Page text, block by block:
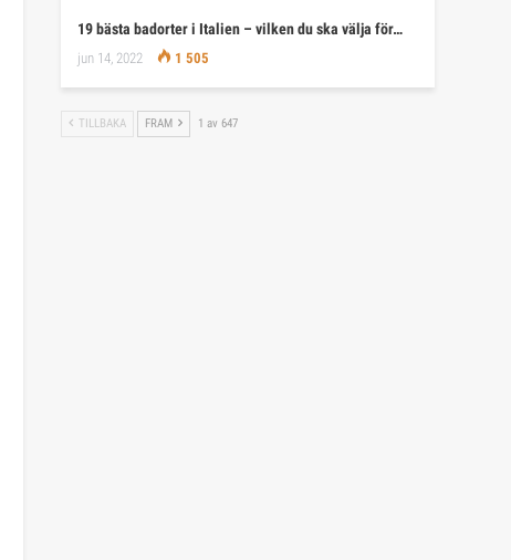
19 bästa badorter i Italien – vilken du ska välja för…
jun 14, 2022 1 505
TILLBAKA FRAM 1 av 647